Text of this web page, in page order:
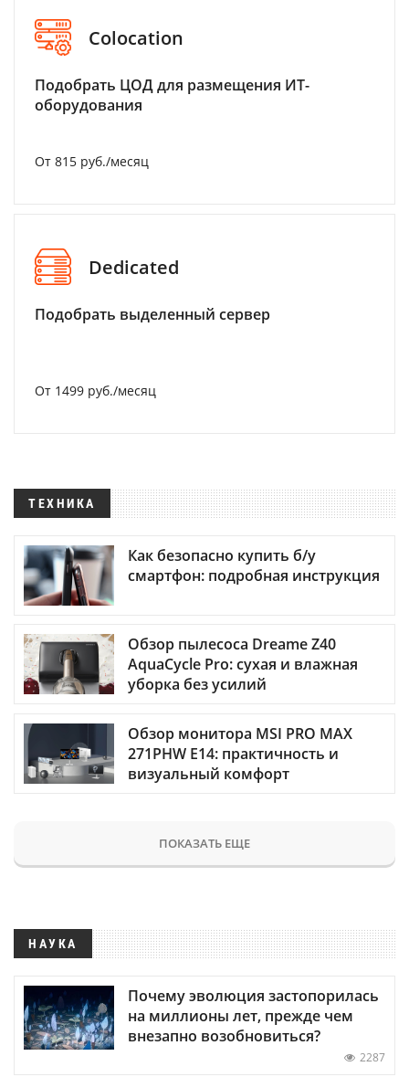
Colocation
Подобрать ЦОД для размещения ИТ-
оборудования
От 815 руб./месяц
Dedicated
Подобрать выделенный сервер
От 1499 руб./месяц
ТЕХНИКА
Как безопасно купить б/у
смартфон: подробная инструкция
Обзор пылесоса Dreame Z40
AquaCycle Pro: сухая и влажная
уборка без усилий
Обзор монитора MSI PRO MAX
271PHW E14: практичность и
визуальный комфорт
ПОКАЗАТЬ ЕЩЕ
НАУКА
Почему эволюция застопорилась
на миллионы лет, прежде чем
внезапно возобновиться?
2287